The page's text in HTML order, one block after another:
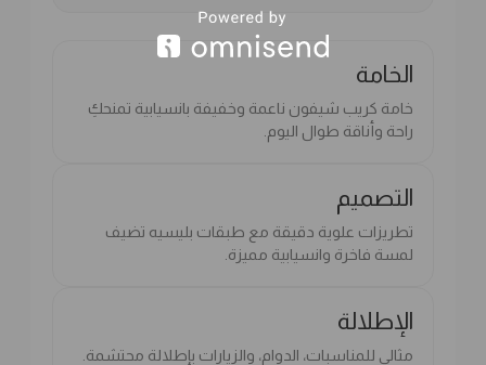
الخامة
خامة كريب شيفون ناعمة وخفيفة بانسيابية تمنحكِ
راحة وأناقة طوال اليوم.
التصميم
تطريزات علوية دقيقة مع طبقات بليسيه تضيف
لمسة فاخرة وانسيابية مميزة.
الإطلالة
مثالي للمناسبات، الدوام، والزيارات بإطلالة محتشمة.